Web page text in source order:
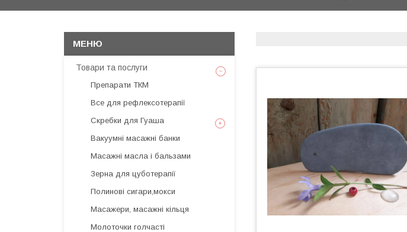
Товари та послуги
Препарати ТКМ
Все для рефлексотерапії
Скребки для Гуаша
Вакуумні масажні банки
Масажні масла і бальзами
Зерна для цуботерапії
Полинові сигари,мокси
Масажери, масажні кільця
Молоточки голчасті